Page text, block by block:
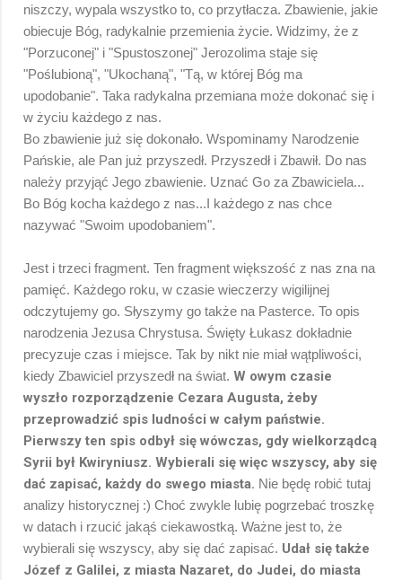
niszczy, wypala wszystko to, co przytłacza. Zbawienie, jakie
obiecuje Bóg, radykalnie przemienia życie. Widzimy, że z
"Porzuconej" i "Spustoszonej" Jerozolima staje się
"Poślubioną", "Ukochaną", "Tą, w której Bóg ma
upodobanie". Taka radykalna przemiana może dokonać się i
w życiu każdego z nas.
Bo zbawienie już się dokonało. Wspominamy Narodzenie
Pańskie, ale Pan już przyszedł. Przyszedł i Zbawił. Do nas
należy przyjąć Jego zbawienie. Uznać Go za Zbawiciela...
Bo Bóg kocha każdego z nas...I każdego z nas chce
nazywać "Swoim upodobaniem".
Jest i trzeci fragment. Ten fragment większość z nas zna na
pamięć. Każdego roku, w czasie wieczerzy wigilijnej
odczytujemy go. Słyszymy go także na Pasterce. To opis
narodzenia Jezusa Chrystusa. Święty Łukasz dokładnie
precyzuje czas i miejsce. Tak by nikt nie miał wątpliwości,
kiedy Zbawiciel przyszedł na świat. W owym czasie
wyszło rozporządzenie Cezara Augusta, żeby
przeprowadzić spis ludności w całym państwie.
Pierwszy ten spis odbył się wówczas, gdy wielkorządcą
Syrii był Kwiryniusz. Wybierali się więc wszyscy, aby się
dać zapisać, każdy do swego miasta. Nie będę robić tutaj
analizy historycznej :) Choć zwykle lubię pogrzebać troszkę
w datach i rzucić jakąś ciekawostką. Ważne jest to, że
wybierali się wszyscy, aby się dać zapisać. Udał się także
Józef z Galilei, z miasta Nazaret, do Judei, do miasta